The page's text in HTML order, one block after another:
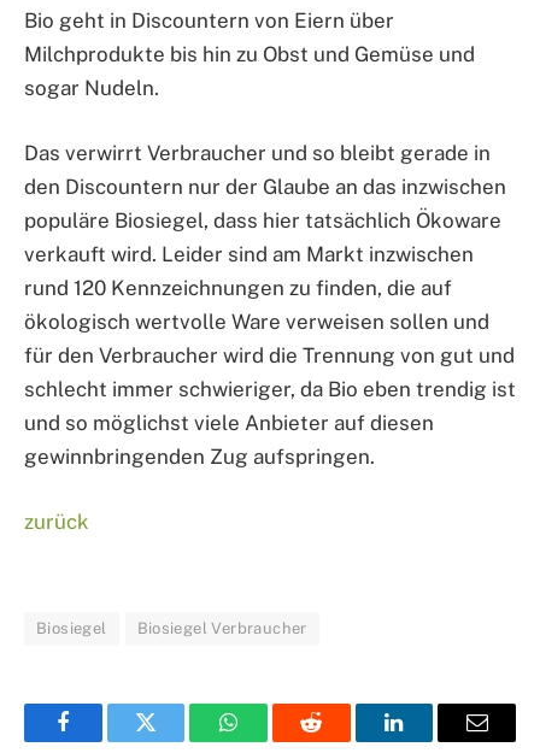
Bio geht in Discountern von Eiern über
Milchprodukte bis hin zu Obst und Gemüse und
sogar Nudeln.
Das verwirrt Verbraucher und so bleibt gerade in
den Discountern nur der Glaube an das inzwischen
populäre Biosiegel, dass hier tatsächlich Ökoware
verkauft wird. Leider sind am Markt inzwischen
rund 120 Kennzeichnungen zu finden, die auf
ökologisch wertvolle Ware verweisen sollen und
für den Verbraucher wird die Trennung von gut und
schlecht immer schwieriger, da Bio eben trendig ist
und so möglichst viele Anbieter auf diesen
gewinnbringenden Zug aufspringen.
zurück
Biosiegel Biosiegel Verbraucher
FacebookTwitter WhatsAppReddit LinkedInEmail